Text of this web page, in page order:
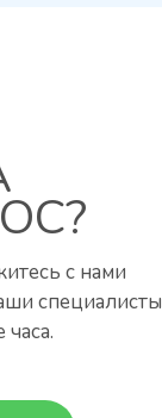
с нами
специалисты